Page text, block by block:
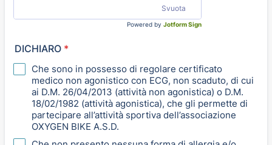
Svuota
Powered by Jotform Sign
DICHIARO *
Che sono in possesso di regolare certificato
medico non agonistico con ECG, non scaduto, di cui
ai D.M. 26/04/2013 (attività non agonistica) o D.M.
18/02/1982 (attività agonistica), che gli permette di
partecipare all’attività sportiva dell’associazione
OXYGEN BIKE A.S.D.